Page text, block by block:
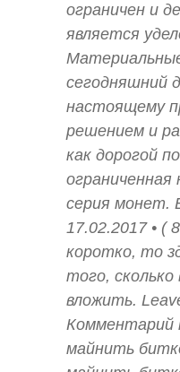
ограничен и
является
сегодняшний
настоящему
решением и
как дорогой
ограниченная
серия монет.
17.02.2017 • (
коротко, то
того,
вложить.
Комментарий
майнить